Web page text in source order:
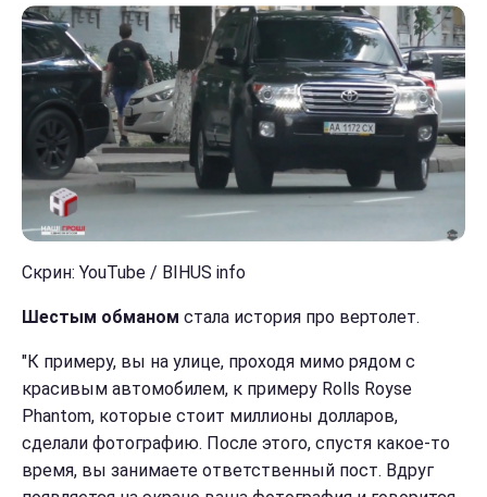
Скрин: YouTube / BIHUS info
Шестым обманом стала история про вертолет.
"К примеру, вы на улице, проходя мимо рядом с
красивым автомобилем, к примеру Rolls Royse
Phantom, которые стоит миллионы долларов,
сделали фотографию. После этого, спустя какое-то
время, вы занимаете ответственный пост. Вдруг